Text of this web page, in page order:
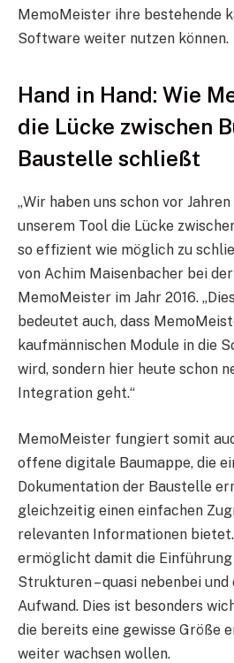
MemoMeister ihre bestehende
Software weiter nutzen können.
Hand in Hand: Wie
die Lücke zwischen
Baustelle schließt
„Wir haben uns schon vor
unserem Tool die Lücke
so effizient wie möglich zu
von Achim Maisenbacher bei
MemoMeister im Jahr 2016.
bedeutet auch, dass
kaufmännischen Module in die
wird, sondern hier heute schon
Integration geht.“
MemoMeister fungiert somit
offene digitale Baumappe, die
Dokumentation der Baustelle
gleichzeitig einen einfachen
relevanten Informationen
ermöglicht damit die
Strukturen – quasi nebenbei und
Aufwand. Dies ist besonders
die bereits eine gewisse Größe
weiter wachsen wollen.